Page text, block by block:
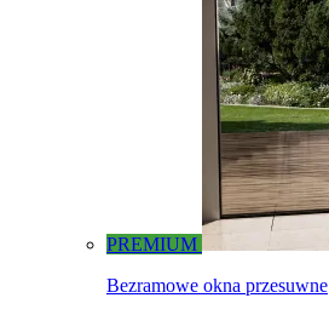
PREMIUM
Bezramowe okna przesuwne